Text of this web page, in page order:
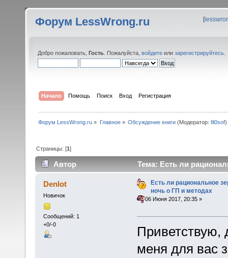
Форум LessWrong.ru [
Добро пожаловать, Гость . Пожалуйста, войдите или зарегистрируйтесь
Начало Помощь Поиск Вход Регистрация
Форум LessWrong.ru » Главное» Обсуждение книги(Модератор: fil0sof)
Страницы: [1]
Автор
Тема: Есть ли
(Прочитано 15435 раз)
Denlot
Новичок
Сообщений: 1
+0/-0
Есть ли рациональное
ночь о ГП и методах
«:06 Июня 2017, 20:35 »
Приветствую,
меня для вас